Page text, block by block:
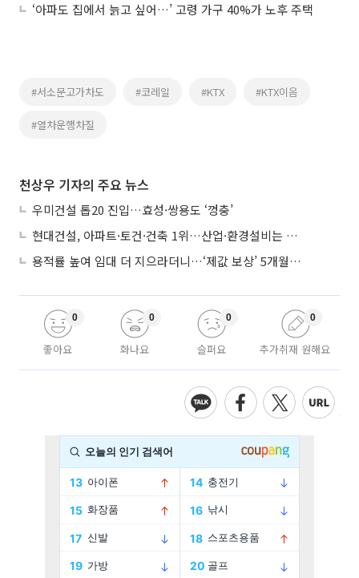
‘아파도 집에서 늙고 싶어…’ 고령 가구 40%가 노후 주택
#서소문고가차도 #코레일 #KTX #KTX이음
#열차운행차질
천상우 기자의 주요 뉴스
우미건설 톱20 진입…효성·쌍용도 ‘껑충’
현대건설, 아파트·토건·건축 1위…산업·환경설비는 삼성E&A
용적률 높여 임대 더 지으라더니…‘제값 보상’ 5개월째 국회에 발목
좋아요
0
화나요
0
슬퍼요
0
추가취재 원해요
0